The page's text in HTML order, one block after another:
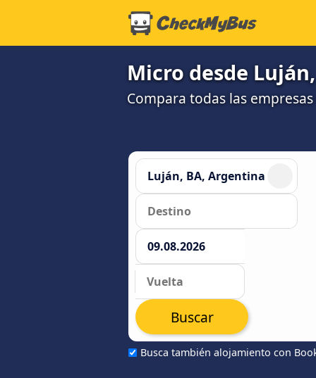
Micro desde
Compara todas las
Busca también alojamiento con
Buscar